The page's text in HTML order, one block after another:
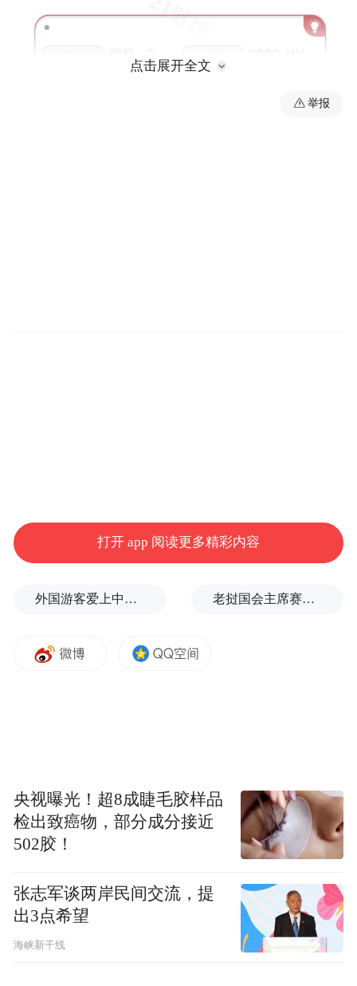
点击展开全文
举报
打开 app 阅读更多精彩内容
外国游客爱上中国旅拍、汉服和美甲 老挝国会主席赛宋蓬逝世
央视曝光！超8成睫毛胶样品
检出致癌物，部分成分接近
502胶！
张志军谈两岸民间交流，提
出3点希望
海峡新干线